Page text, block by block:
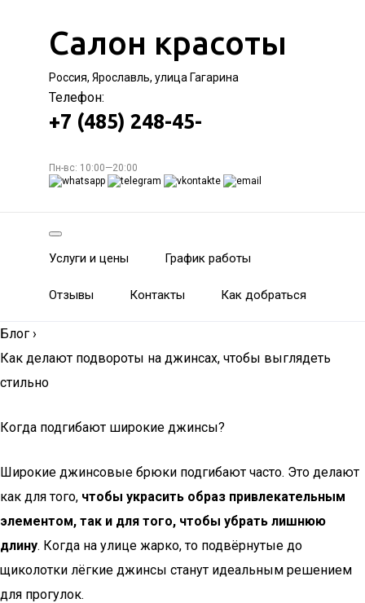
Салон красоты
Россия, Ярославль, улица Гагарина
Телефон:
+7 (485) 248-45-
Пн-вс: 10:00—20:00
Услуги и цены График работы
Отзывы Контакты Как добраться
Блог ›
Как делают подвороты на джинсах, чтобы выглядеть
стильно
Когда подгибают широкие джинсы?
Широкие джинсовые брюки подгибают часто. Это делают
как для того, чтобы украсить образ привлекательным
элементом, так и для того, чтобы убрать лишнюю
длину. Когда на улице жарко, то подвёрнутые до
щиколотки лёгкие джинсы станут идеальным решением
для прогулок.